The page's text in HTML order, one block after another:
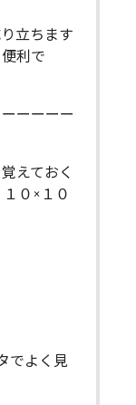
立ちます
利で
ーーーー
えておく
０×１０
でよく見